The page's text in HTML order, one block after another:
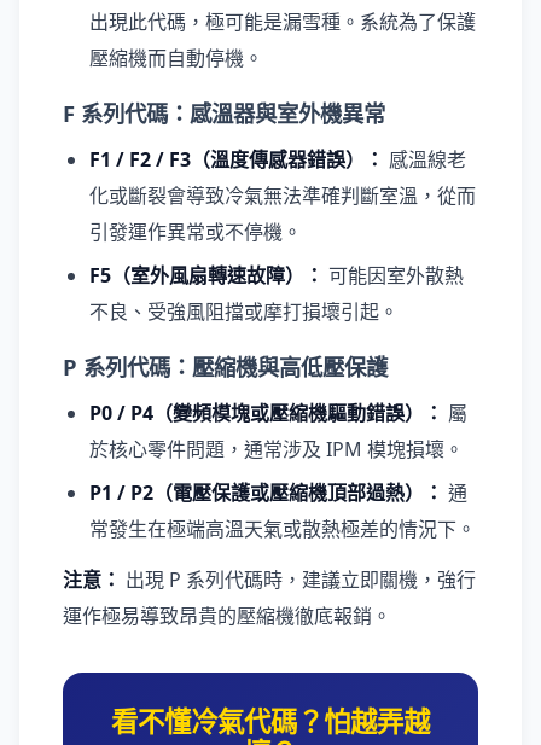
出現此代碼，極可能是漏雪種。系統為了保護
壓縮機而自動停機。
F 系列代碼：感溫器與室外機異常
F1 / F2 / F3（溫度傳感器錯誤）： 感溫線老
化或斷裂會導致冷氣無法準確判斷室溫，從而
引發運作異常或不停機。
F5（室外風扇轉速故障）： 可能因室外散熱
不良、受強風阻擋或摩打損壞引起。
P 系列代碼：壓縮機與高低壓保護
P0 / P4（變頻模塊或壓縮機驅動錯誤）： 屬
於核心零件問題，通常涉及 IPM 模塊損壞。
P1 / P2（電壓保護或壓縮機頂部過熱）： 通
常發生在極端高溫天氣或散熱極差的情況下。
注意： 出現 P 系列代碼時，建議立即關機，強行
運作極易導致昂貴的壓縮機徹底報銷。
看不懂冷氣代碼？怕越弄越